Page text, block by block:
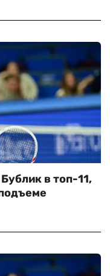
в топ-11,